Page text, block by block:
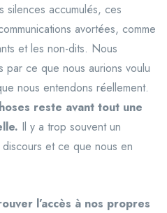
silences accumulés, ces
avortées, comme
et les non-dits. Nous
par ce que nous aurions voulu
nous entendons réellement.
reste avant tout une
Il y a trop souvent un
et ce que nous en
l’accès à nos propres